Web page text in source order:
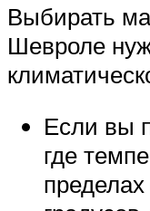
Выбирать
Шевроле
Если вы
где